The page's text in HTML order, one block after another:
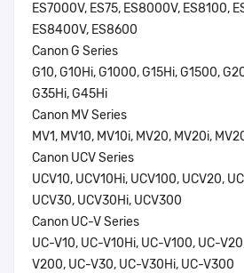
ES7000V, ES75, ES8000V, ES8100,
ES8400V, ES8600
Canon G Series
G10, G10Hi, G1000, G15Hi, G1500,
G35Hi, G45Hi
Canon MV Series
MV1, MV10, MV10i, MV20, MV20i,
Canon UCV Series
UCV10, UCV10Hi, UCV100, UCV20,
UCV30, UCV30Hi, UCV300
Canon UC-V Series
UC-V10, UC-V10Hi, UC-V100, UC-
V200, UC-V30, UC-V30Hi, UC-V300